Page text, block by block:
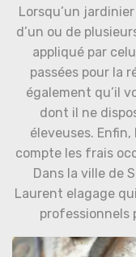
Lorsqu’un
d’un ou de
appliqué par
passées pour la
également qu’il
dont il ne
éleveuses.
compte les frais
Dans la ville de
Laurent elagage
professionnels